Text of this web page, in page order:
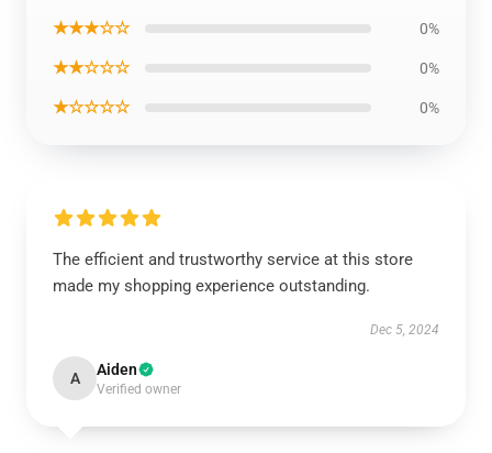
★★★☆☆ 0%
★★☆☆☆ 0%
★☆☆☆☆ 0%
The efficient and trustworthy service at this store
made my shopping experience outstanding.
Dec 5, 2024
A Aiden
Verified owner